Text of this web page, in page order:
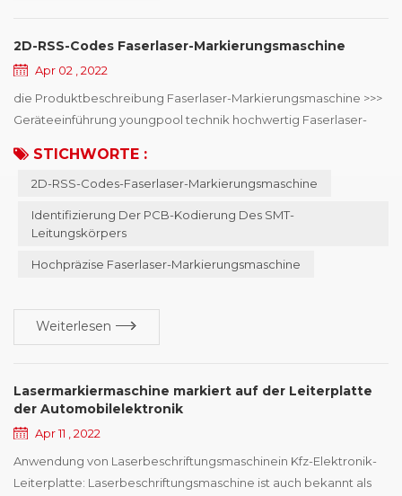
2D-RSS-Codes Faserlaser-Markierungsmaschine
Apr 02 , 2022
die Produktbeschreibung Faserlaser-Markierungsmaschine >>>
Geräteeinführung youngpool technik hochwertig Faserlaser-
Leitungskörper PCB-Codierungsidentifikation , kann Online-
oder Offline-Codierung wählen, Laser-
Automobilelektronik, Halbleiter- und Medizinindustrie für den
STICHWORTE :
2D-RSS-Codes-Faserlaser-Markierungsmaschine
Identifizierung Der PCB-Kodierung Des SMT-
Leitungskörpers
Hochpräzise Faserlaser-Markierungsmaschine
Weiterlesen
Lasermarkiermaschine markiert auf der Leiterplatte
der Automobilelektronik
Apr 11 , 2022
Anwendung von Laserbeschriftungsmaschinein Kfz-Elektronik-
Leiterplatte: Laserbeschriftungsmaschine ist auch bekannt als